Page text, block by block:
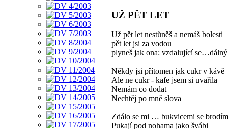
UŽ PĚT LET
Už pět let nestůněš a nemáš bolesti
pět let jsi za vodou
plyneš jak ona: vzdalující se…dálný
Někdy jsi přítomen jak cukr v kávě
Ale ne cukr - kafe jsem si uvařila
Nemám co dodat
Nechtěj po mně slova
Zdálo se mi … bukvicemi se brodím
Pukají pod nohama jako švábi